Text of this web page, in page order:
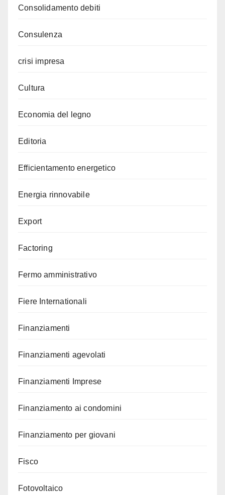
Consolidamento debiti
Consulenza
crisi impresa
Cultura
Economia del legno
Editoria
Efficientamento energetico
Energia rinnovabile
Export
Factoring
Fermo amministrativo
Fiere Internationali
Finanziamenti
Finanziamenti agevolati
Finanziamenti Imprese
Finanziamento ai condomini
Finanziamento per giovani
Fisco
Fotovoltaico